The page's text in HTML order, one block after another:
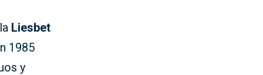
Liesbet
1985
y